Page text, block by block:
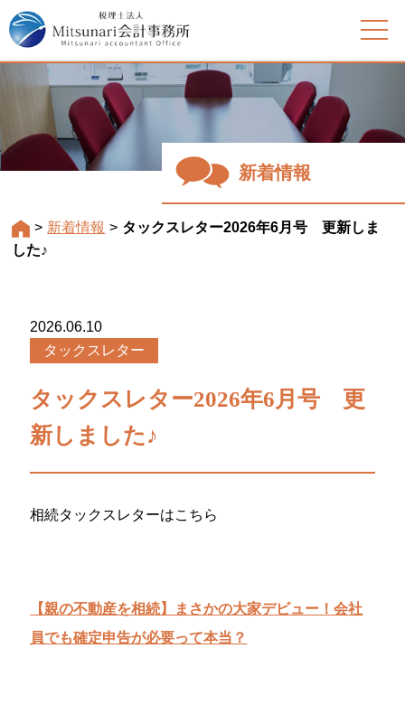
> 新着情報 > タックスレター2026年6月号 更新しま
した♪
新着情報
2026.06.10
タックスレター
タックスレター2026年6月号 更
新しました♪
相続タックスレターはこちら
【親の不動産を相続】まさかの大家デビュー！会社
員でも確定申告が必要って本当？